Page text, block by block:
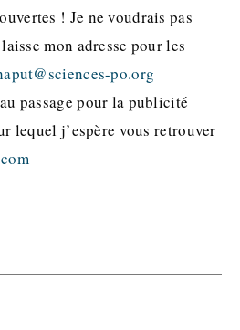
! Je ne voudrais pas
mon adresse pour les
po.org
passage pour la publicité
lequel j’espère vous retrouver